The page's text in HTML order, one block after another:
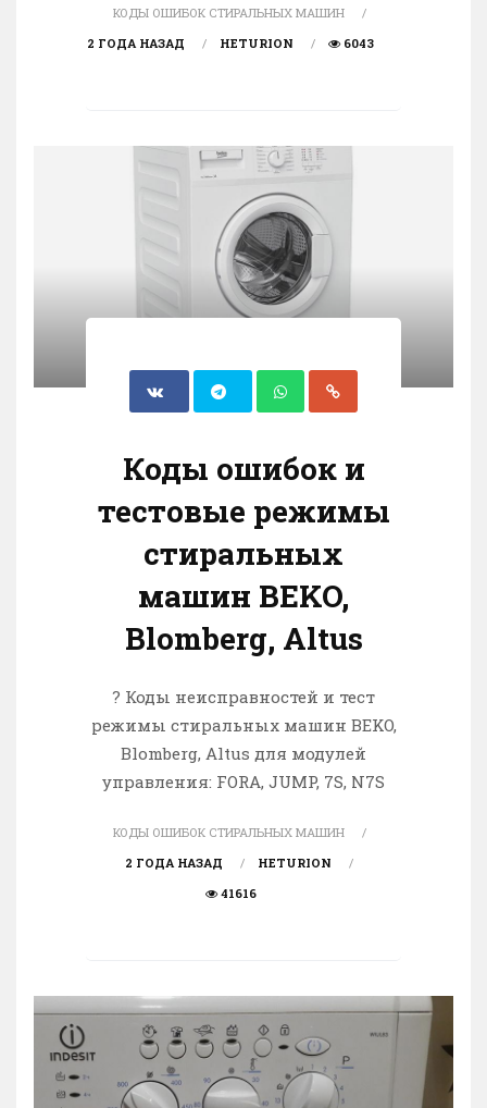
КОДЫ ОШИБОК СТИРАЛЬНЫХ МАШИН
2 ГОДА НАЗАД
HETURION 6043
Коды ошибок и
тестовые режимы
стиральных
машин BEKO,
Blomberg, Altus
? Коды неисправностей и тест
режимы стиральных машин BEKO,
Blomberg, Altus для модулей
управления: FORA, JUMP, 7S, N7S
КОДЫ ОШИБОК СТИРАЛЬНЫХ МАШИН
2 ГОДА НАЗАД
HETURION
41616